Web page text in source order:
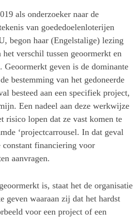
als onderzoeker naar de
van goededoelenloterijen
begon haar (Engelstalige) lezing
het verschil tussen geoormerkt en
Geoormerkt geven is de dominante
bestemming van het gedoneerde
besteed aan een specifiek project,
Een nadeel aan deze werkwijze
risico lopen dat ze vast komen te
‘projectcarrousel. In dat geval
constant financiering voor
aanvragen.
is, staat het de organisatie
geven waaraan zij dat het hardst
voor een project of een